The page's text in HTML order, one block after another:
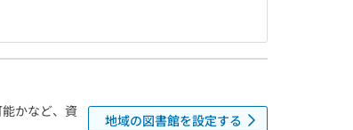
かなど、資
地域の図書館を設定する